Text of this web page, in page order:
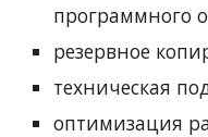
программного
резервное
техническая
оптимизация